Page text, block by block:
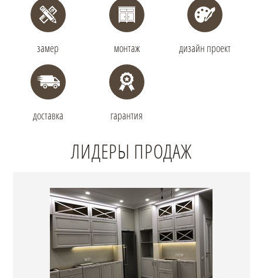
замер монтаж дизайн проект
доставка гарантия
ЛИДЕРЫ ПРОДАЖ